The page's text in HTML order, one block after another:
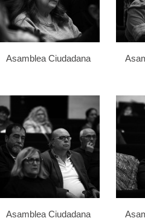
Asamblea Ciudadana
Asamblea Ciudadana